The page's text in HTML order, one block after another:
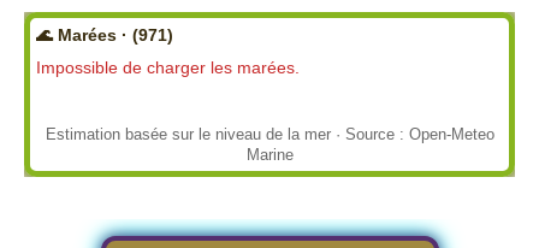
🌊 Marées · (971)
Impossible de charger les marées.
Estimation basée sur le niveau de la mer · Source : Open-Meteo
Marine